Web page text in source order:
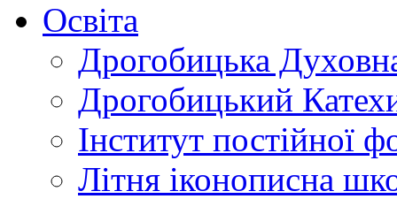
Освіта
Дрогобицька
Дрогобицький
Інститут постійної
Літня іконописна